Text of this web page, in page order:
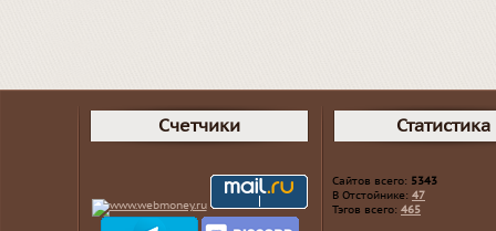
Счетчики Статистика
Сайтов всего: 5343
В Отстойнике: 47
Тэгов всего: 465